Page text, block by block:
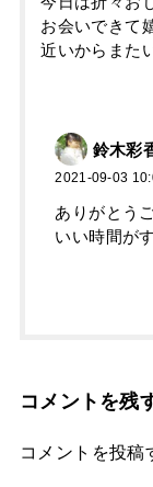
お会いできて
近いからまた
鈴木彩
2021-09-03
ありがとう
いい時間が
コメントを残
コメントを投稿